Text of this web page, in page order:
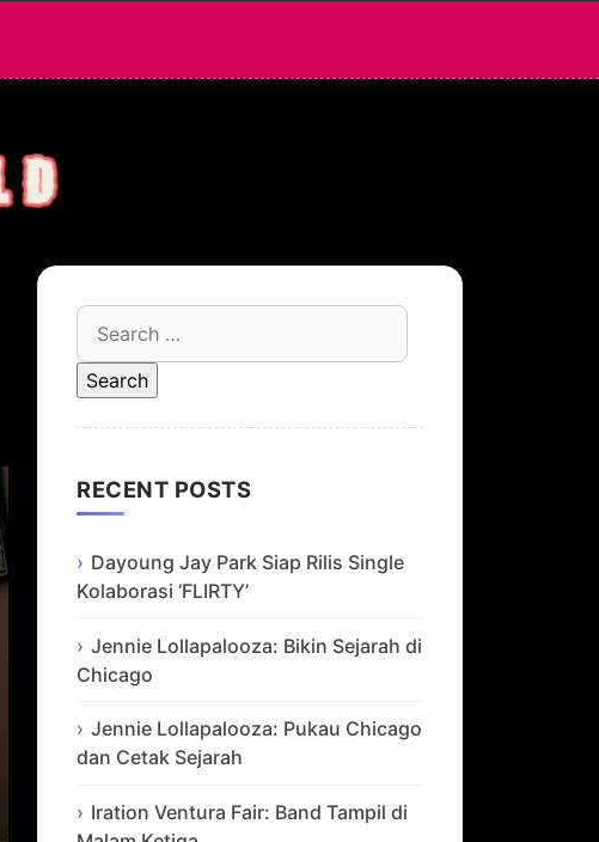
Search
for:
RECENT POSTS
Dayoung Jay Park Siap Rilis Single
Kolaborasi ‘FLIRTY’
Jennie Lollapalooza: Bikin Sejarah di
Chicago
Jennie Lollapalooza: Pukau Chicago
dan Cetak Sejarah
Iration Ventura Fair: Band Tampil di